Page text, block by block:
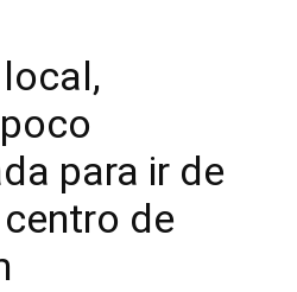
para ir de
de